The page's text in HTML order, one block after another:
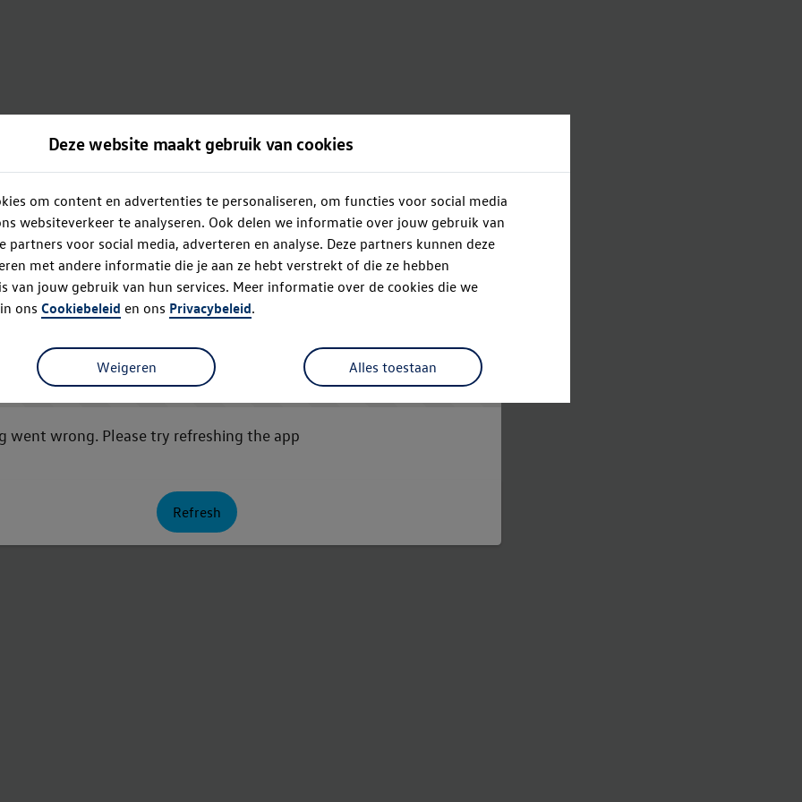
Deze website maakt gebruik van cookies
om content en advertenties te personaliseren, om functies voor social media
websiteverkeer te analyseren. Ook delen we informatie over jouw gebruik van
partners voor social media, adverteren en analyse. Deze partners kunnen deze
met andere informatie die je aan ze hebt verstrekt of die ze hebben
van jouw gebruik van hun services. Meer informatie over de cookies die we
ons Cookiebeleid en ons Privacybeleid.
Alles toestaan
Weigeren Oops!
went wrong. Please try refreshing the app
Refresh